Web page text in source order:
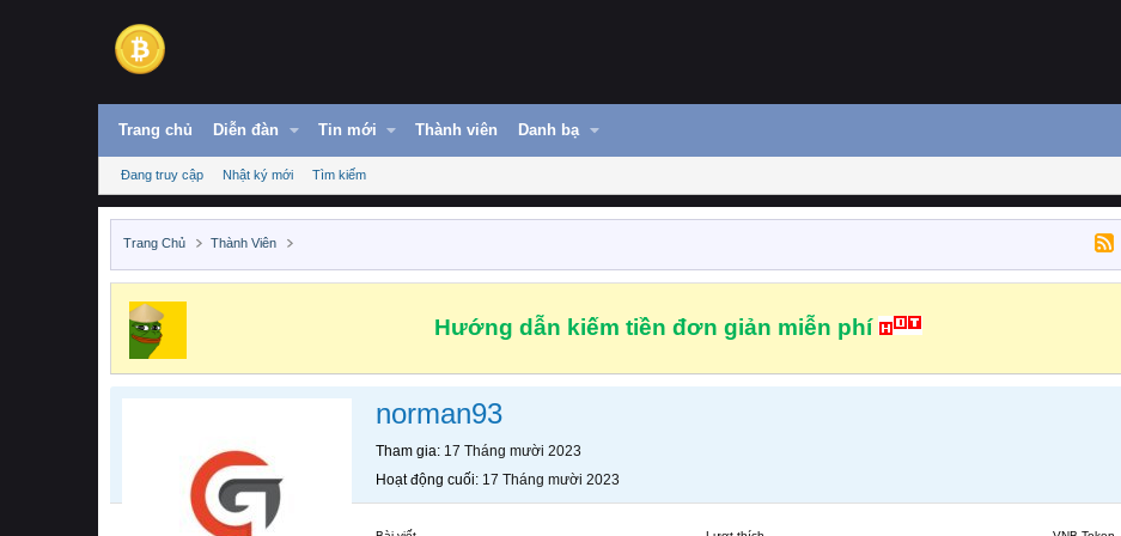
Trang chủ Diễn đàn Tin mới Thành viên Danh bạ
Đang truy cập Nhật ký mới Tìm kiếm
Trang Chủ Thành Viên
Hướng dẫn kiếm tiền đơn giản miễn phí
norman93
Tham gia 17 Tháng mười 2023
Hoạt động cuối 17 Tháng mười 2023